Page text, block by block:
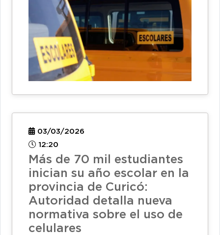
03/03/2026
12:20
Más de 70 mil estudiantes
inician su año escolar en la
provincia de Curicó:
Autoridad detalla nueva
normativa sobre el uso de
celulares